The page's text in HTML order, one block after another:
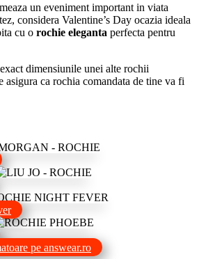
un eveniment important in viata
considera Valentine’s Day ocazia ideala
cu o rochie eleganta perfecta pentru
dimensiunile unei alte rochii
asigura ca rochia comandata de tine va fi
pe answear.ro